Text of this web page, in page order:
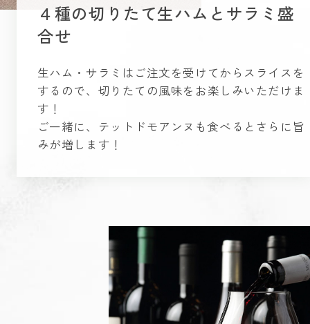
４種の切りたて生ハムとサラミ盛
合せ
生ハム・サラミはご注文を受けてからスライスを
するので、切りたての風味をお楽しみいただけま
す！
ご一緒に、テットドモアンヌも食べるとさらに旨
みが増します！